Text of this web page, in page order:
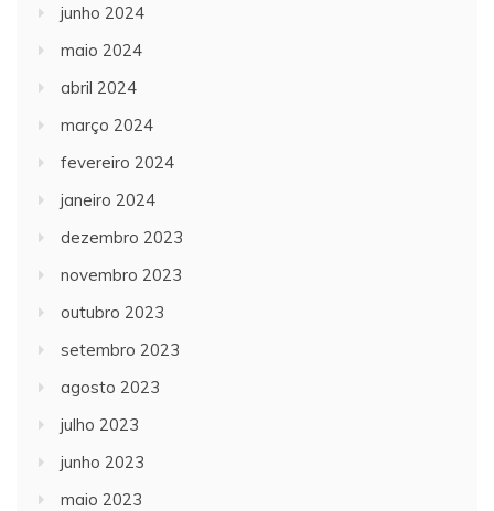
junho 2024
maio 2024
abril 2024
março 2024
fevereiro 2024
janeiro 2024
dezembro 2023
novembro 2023
outubro 2023
setembro 2023
agosto 2023
julho 2023
junho 2023
maio 2023